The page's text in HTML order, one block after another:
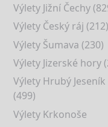
Výlety Jižní Čechy
Výlety Český ráj (212)
Výlety Šumava (230)
Výlety Jizerské hory
Výlety Hrubý Jeseník
(499)
Výlety Krkonoše